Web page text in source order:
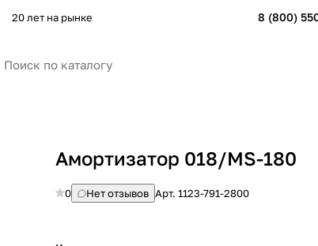
20 лет на рынке 8 (800)
Амортизатор 018/MS-180
0 Нет отзывов Арт.1123-791-2800